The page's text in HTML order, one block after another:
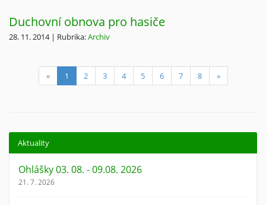
Duchovní obnova pro hasiče
28. 11. 2014 | Rubrika:Archiv
« 1 (current)
2 3 4 5 6 7 8 »
Aktuality
Ohlášky 03. 08. - 09.08. 2026
21. 7. 2026